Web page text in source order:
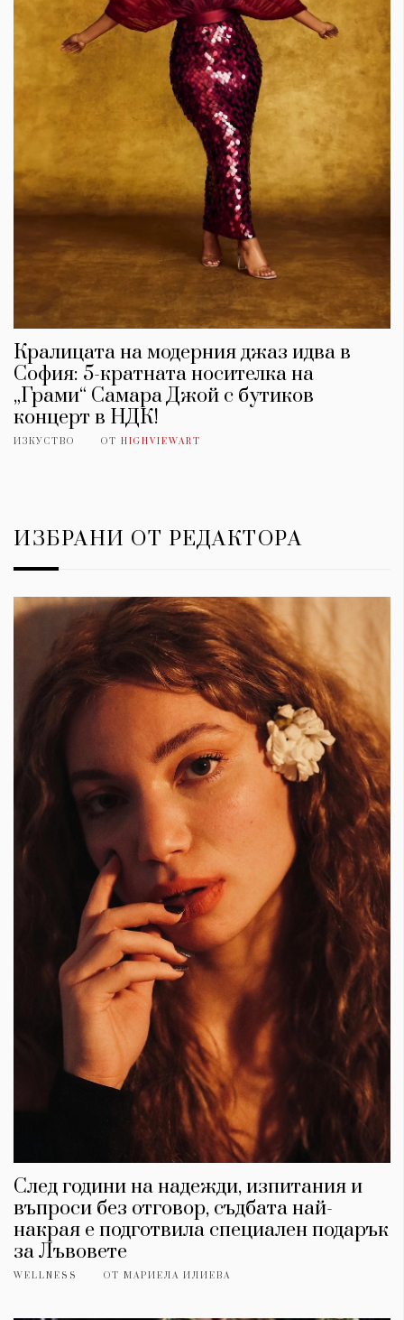
Кралицата на модерния джаз идва в
София: 5-кратната носителка на
„Грами“ Самара Джой с бутиков
концерт в НДК!
ИЗКУСТВО ОТ HIGHVIEWART
ИЗБРАНИ ОТ РЕДАКТОРА
След години на надежди, изпитания и
въпроси без отговор, съдбата най-
накрая е подготвила специален подарък
за Лъвовете
WELLNESS ОТ МАРИЕЛА ИЛИЕВА
КАТЕГОРИИ
Мода
Пътувай
Wellness
ЗА НАС
Условия за
ползване
За нас
Реклама
Политика за
поверителност
ModerenDom
СЛЕДВАЙТЕ НИ
Facebook Instagram Twitter
Pinterest
Spotify Soundcloud
Ако нашият сайт ви харесва, можете да се абонирате за
седмичния ни нюзлетър тук: